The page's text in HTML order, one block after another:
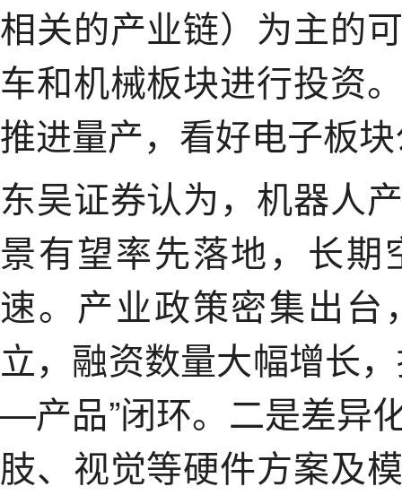
相关的产业链）为主的
车和机械板块进行投资
推进量产，看好电子板
东吴证券认为，机器人
景有望率先落地，长
速。产业政策密集出
立，融资数量大幅增长
—产品”闭环。二是差异
肢、视觉等硬件方案及